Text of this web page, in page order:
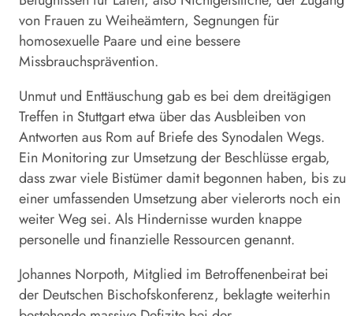
von Frauen zu Weiheämtern, Segnungen für
homosexuelle Paare und eine bessere
Missbrauchsprävention.
Unmut und Enttäuschung gab es bei dem dreitägigen
Treffen in Stuttgart etwa über das Ausbleiben von
Antworten aus Rom auf Briefe des Synodalen Wegs.
Ein Monitoring zur Umsetzung der Beschlüsse ergab,
dass zwar viele Bistümer damit begonnen haben, bis zu
einer umfassenden Umsetzung aber vielerorts noch ein
weiterWeg sei. Als Hindernisse wurden knappe
personelle und finanzielle Ressourcen genannt.
Johannes Norpoth, Mitglied im Betroffenenbeirat bei
der Deutschen Bischofskonferenz, beklagte weiterhin